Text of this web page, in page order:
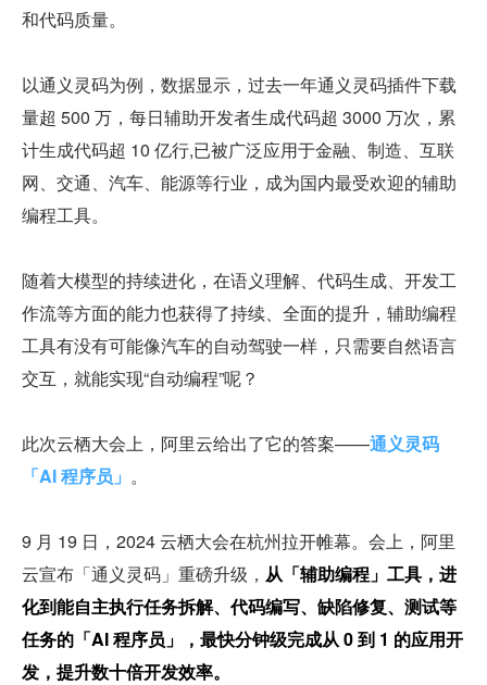
和代码质量。
以通义灵码为例，数据显示，过去一年通义灵码插件下载
量超 500 万，每日辅助开发者生成代码超 3000 万次，累
计生成代码超 10 亿行,已被广泛应用于金融、制造、互联
网、交通、汽车、能源等行业，成为国内最受欢迎的辅助
编程工具。
随着大模型的持续进化，在语义理解、代码生成、开发工
作流等方面的能力也获得了持续、全面的提升，辅助编程
工具有没有可能像汽车的自动驾驶一样，只需要自然语言
交互，就能实现“自动编程”呢？
此次云栖大会上，阿里云给出了它的答案——通义灵码
「AI 程序员」 。
9 月 19 日，2024 云栖大会在杭州拉开帷幕。会上，阿里
云宣布「通义灵码」重磅升级， 从「辅助编程」工具，进
化到能自主执行任务拆解、代码编写、缺陷修复、测试等
任务的「AI 程序员」，最快分钟级完成从 0 到 1 的应用开
发，提升数十倍开发效率。